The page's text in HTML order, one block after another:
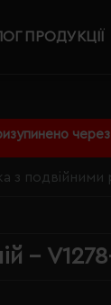
ПРОДУКЦІЇ
з подвійними
-